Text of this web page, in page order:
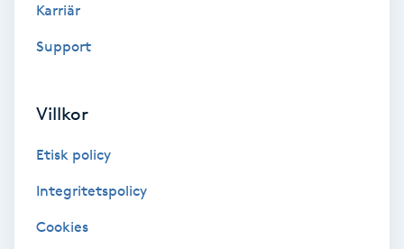
Yin Yoga
Karriär
Support
Villkor
Etisk policy
Integritetspolicy
Cookies